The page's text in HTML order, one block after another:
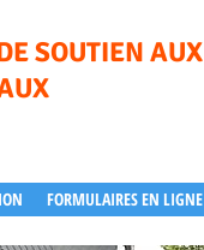
SOUTIEN AUX
FORMULAIRES EN LIGNE